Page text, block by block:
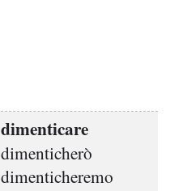
dimenticare
dimenticherò
dimenticheremo